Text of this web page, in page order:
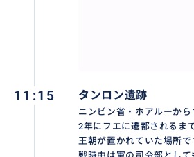
11:15 タンロン遺跡
ニンビン省・ホアルーか
2年にフエに遷都されるま
王朝が置かれていた場所で